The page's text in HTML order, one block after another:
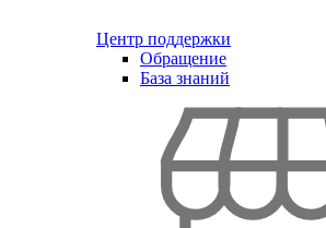
Центр поддержки
Обращение
База знаний